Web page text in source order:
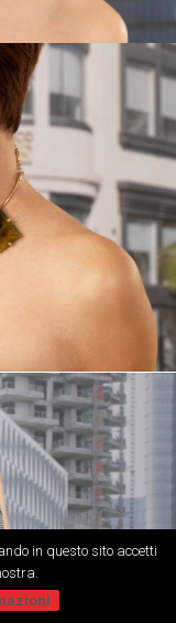
in questo sito accetti